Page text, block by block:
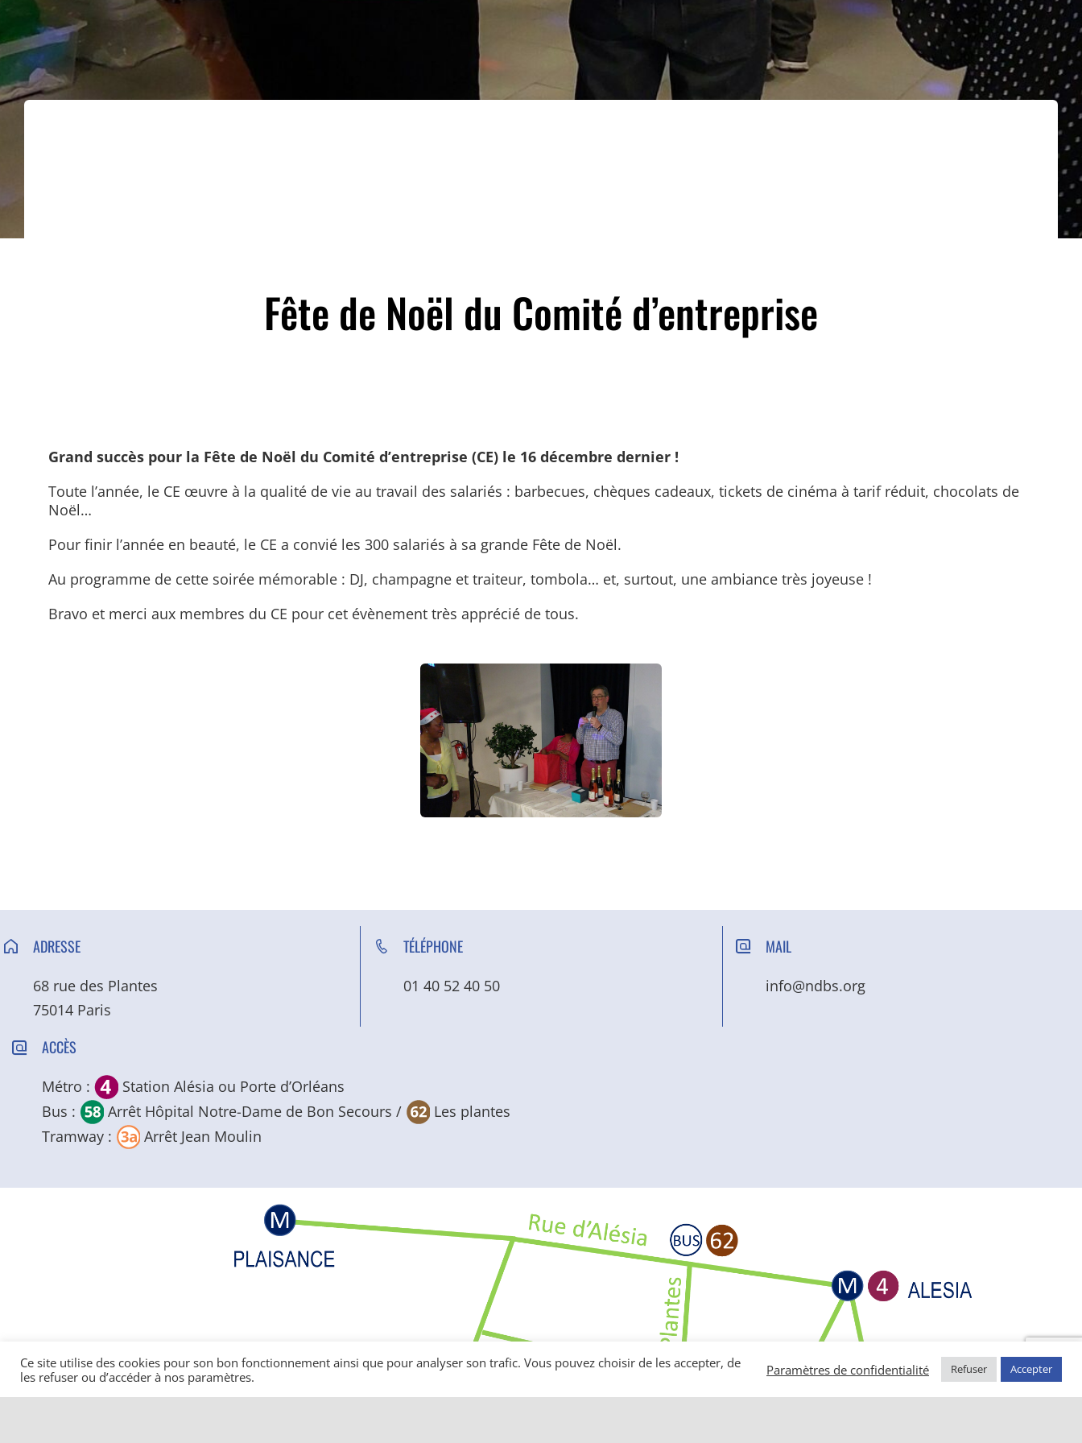
Fête de Noël du Comité d’entreprise
Grand succès pour la Fête de Noël du Comité d’entreprise (CE) le 16 décembre dernier !
Toute l’année, le CE œuvre à la qualité de vie au travail des salariés : barbecues, chèques cadeaux, tickets de cinéma à tarif réduit, chocolats de
Noël…
Pour finir l’année en beauté, le CE a convié les 300 salariés à sa grande Fête de Noël.
Au programme de cette soirée mémorable : DJ, champagne et traiteur, tombola… et, surtout, une ambiance très joyeuse !
Bravo et merci aux membres du CE pour cet évènement très apprécié de tous.
ADRESSE
68 rue des Plantes
75014 Paris
TÉLÉPHONE
01 40 52 40 50
MAIL
info@ndbs.org
ACCÈS
Métro :
Station Alésia ou Porte d’Orléans
Bus :
Arrêt Hôpital Notre-Dame de Bon Secours /
Les plantes
Tramway :
Arrêt Jean Moulin
Ce site utilise des cookies pour son bon fonctionnement ainsi que pour analyser son trafic. Vous pouvez choisir de les accepter, de
les refuser ou d’accéder à nos paramètres.
Paramètres de confidentialité Refuser Accepter